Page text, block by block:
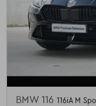
BMW 116 116iA M